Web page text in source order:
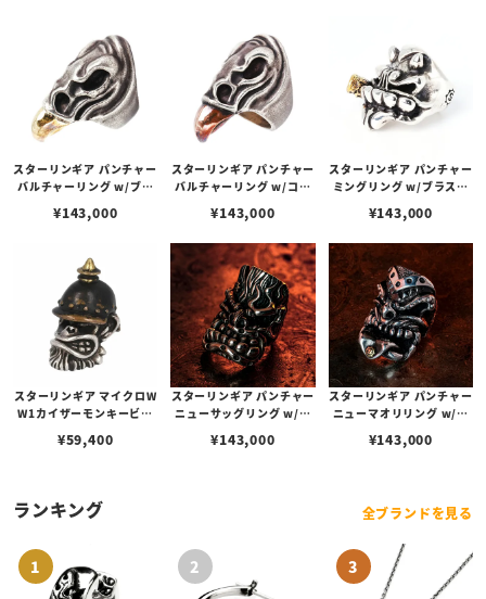
スターリンギア パンチャー
バルチャーリング w/ブラ
¥143,000
スターリンギア パンチャー
バルチャーリング w/コパ
¥143,000
スターリンギア パンチャー
ミングリング w/ブラスビ
¥143,000
スターリンギア マイクロW
W1カイザーモンキービー
¥59,400
スターリンギア パンチャー
ニューサッグリング w/ブ
¥143,000
スターリンギア パンチャー
ニューマオリリング w/ブ
¥143,000
ランキング 全ブランドを見る